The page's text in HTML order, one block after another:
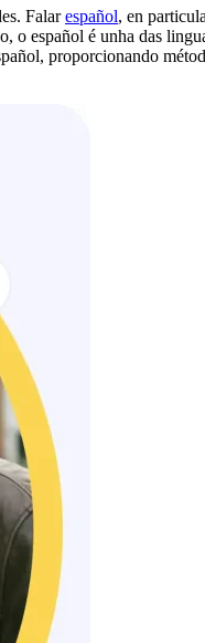
Falarespañol, en
español é unha das
proporcionando